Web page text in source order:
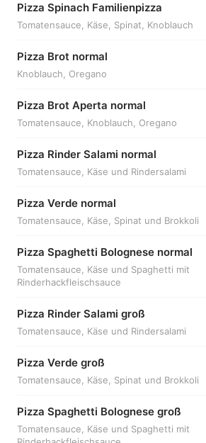
Pizza Spinach Familienpizza
Tomatensauce, Käse, Spinat, Knoblauch
Pizza Brot normal
Knoblauch, Oregano
Pizza Brot Aperta normal
Tomatensauce, Knoblauch, Oregano
Pizza Rinder Salami normal
Tomatensauce, Käse und Rindersalami
Pizza Verde normal
Tomatensauce, Käse, Spinat und Brokkoli
Pizza Spaghetti Bolognese normal
Tomatensauce, Käse und Spaghetti mit
Rinderhackfleischsauce
Pizza Rinder Salami groß
Tomatensauce, Käse und Rindersalami
Pizza Verde groß
Tomatensauce, Käse, Spinat und Brokkoli
Pizza Spaghetti Bolognese groß
Tomatensauce, Käse und Spaghetti mit